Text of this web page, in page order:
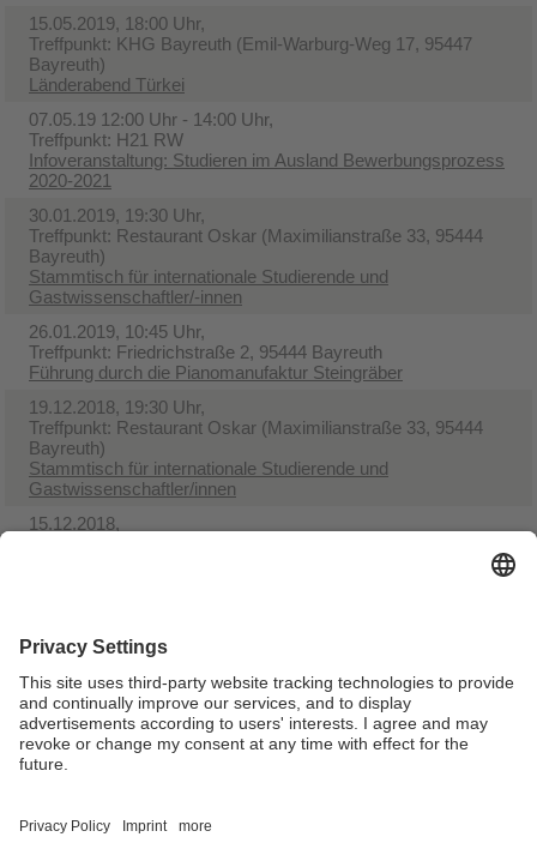
15.05.2019, 18:00 Uhr,
Treffpunkt: KHG Bayreuth (Emil-Warburg-Weg 17, 95447
Bayreuth)
Länderabend Türkei
07.05.19 12:00 Uhr - 14:00 Uhr,
Treffpunkt: H21 RW
Infoveranstaltung: Studieren im Ausland Bewerbungsprozess
2020-2021
30.01.2019, 19:30 Uhr,
Treffpunkt: Restaurant Oskar (Maximilianstraße 33, 95444
Bayreuth)
Stammtisch für internationale Studierende und
Gastwissenschaftler/-innen
26.01.2019, 10:45 Uhr,
Treffpunkt: Friedrichstraße 2, 95444 Bayreuth
Führung durch die Pianomanufaktur Steingräber
19.12.2018, 19:30 Uhr,
Treffpunkt: Restaurant Oskar (Maximilianstraße 33, 95444
Bayreuth)
Stammtisch für internationale Studierende und
Gastwissenschaftler/innen
15.12.2018,
Festspielhaus
15.09.2018, 11:00 Uhr,
Treffpunkt: wird noch bekanntgegeben
Porzellanikon Selb